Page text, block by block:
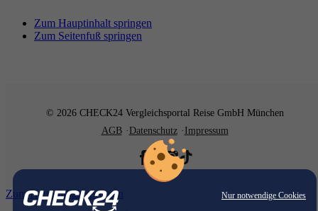
Nur notwendige Cookies
Zum Hauptinhalt springen
Zum Seitenfuß springen
© 2026 CHECK24 Vergleichsportal Reise GmbH München
AGB
Datenschutz Impressum
Zum Hauptinhalt springen